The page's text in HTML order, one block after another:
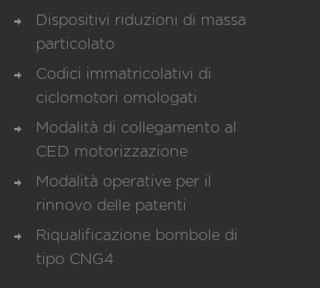
Dispositivi riduzioni di massa
particolato
Codici immatricolativi di
ciclomotori omologati
Modalità di collegamento al
CED motorizzazione
Modalità operative per il
rinnovo delle patenti
Riqualificazione bombole di
tipo CNG4